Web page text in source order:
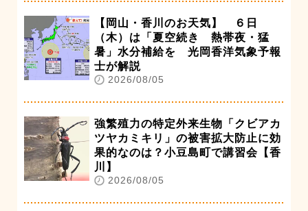
【岡山・香川のお天気】 ６日
（木）は「夏空続き 熱帯夜・猛
暑」水分補給を 光岡香洋気象予報
士が解説
2026/08/05
強繁殖力の特定外来生物「クビアカ
ツヤカミキリ」の被害拡大防止に効
果的なのは？小豆島町で講習会【香
川】
2026/08/05